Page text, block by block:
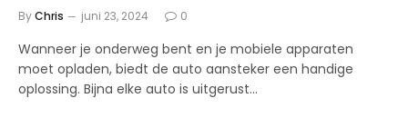
ByChris juni 23, 2024 0
Wanneer je onderweg bent en je mobiele apparaten
moet opladen, biedt de auto aansteker een handige
oplossing. Bijna elke auto is uitgerust…